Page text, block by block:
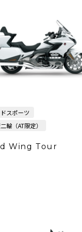
スポーツ
輪（AT限定）
Wing Tour